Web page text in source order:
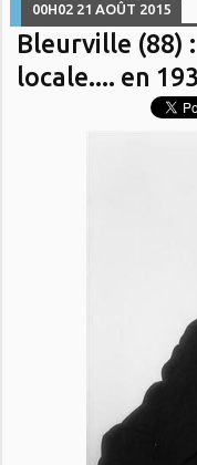
00H02 21 AOÛT 2015
Bleurville (88)
locale.... en